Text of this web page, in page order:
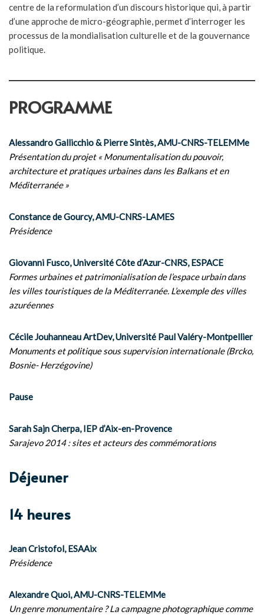
centre de la reformulation d’un discours historique qui, à partir
d’une approche de micro-géographie, permet d’interroger les
processus de la mondialisation culturelle et de la gouvernance
politique.
PROGRAMME
Alessandro Gallicchio & Pierre Sintès, AMU-CNRS-TELEMMe
Présentation du projet « Monumentalisation du pouvoir,
architecture et pratiques urbaines dans les Balkans et en
Méditerranée »
Constance de Gourcy, AMU-CNRS-LAMES
Présidence
Giovanni Fusco, Université Côte d’Azur-CNRS, ESPACE
Formes urbaines et patrimonialisation de l’espace urbain dans
les villes touristiques de la Méditerranée. L’exemple des villes
azuréennes
Cécile Jouhanneau ArtDev, Université Paul Valéry-Montpellier
Monuments et politique sous supervision internationale (Brcko,
Bosnie- Herzégovine)
Pause
Sarah Sajn Cherpa, IEP d’Aix-en-Provence
Sarajevo 2014 : sites et acteurs des commémorations
Déjeuner
14 heures
Jean Cristofol, ESAAix
Présidence
Alexandre Quoi, AMU-CNRS-TELEMMe
Un genre monumentaire ? La campagne photographique comme